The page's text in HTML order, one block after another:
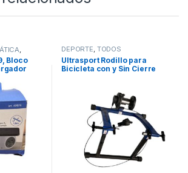
,
Bloco
DEPORTE, TODOS
Ultrasport Rodillo para
Bicicleta con y Sin Cierre